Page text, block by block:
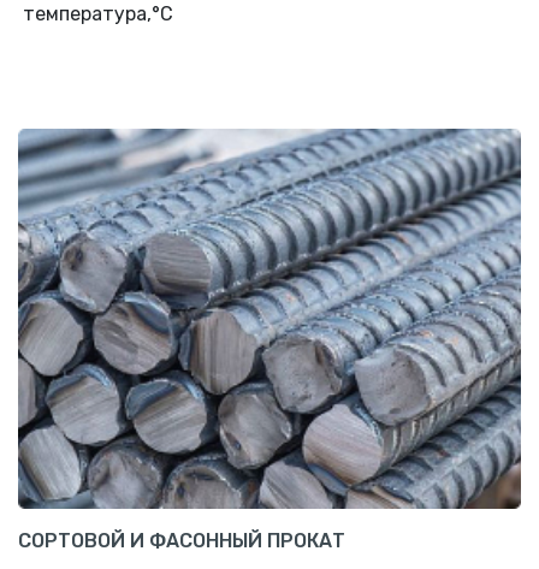
температура,°C
СОРТОВОЙ И ФАСОННЫЙ ПРОКАТ